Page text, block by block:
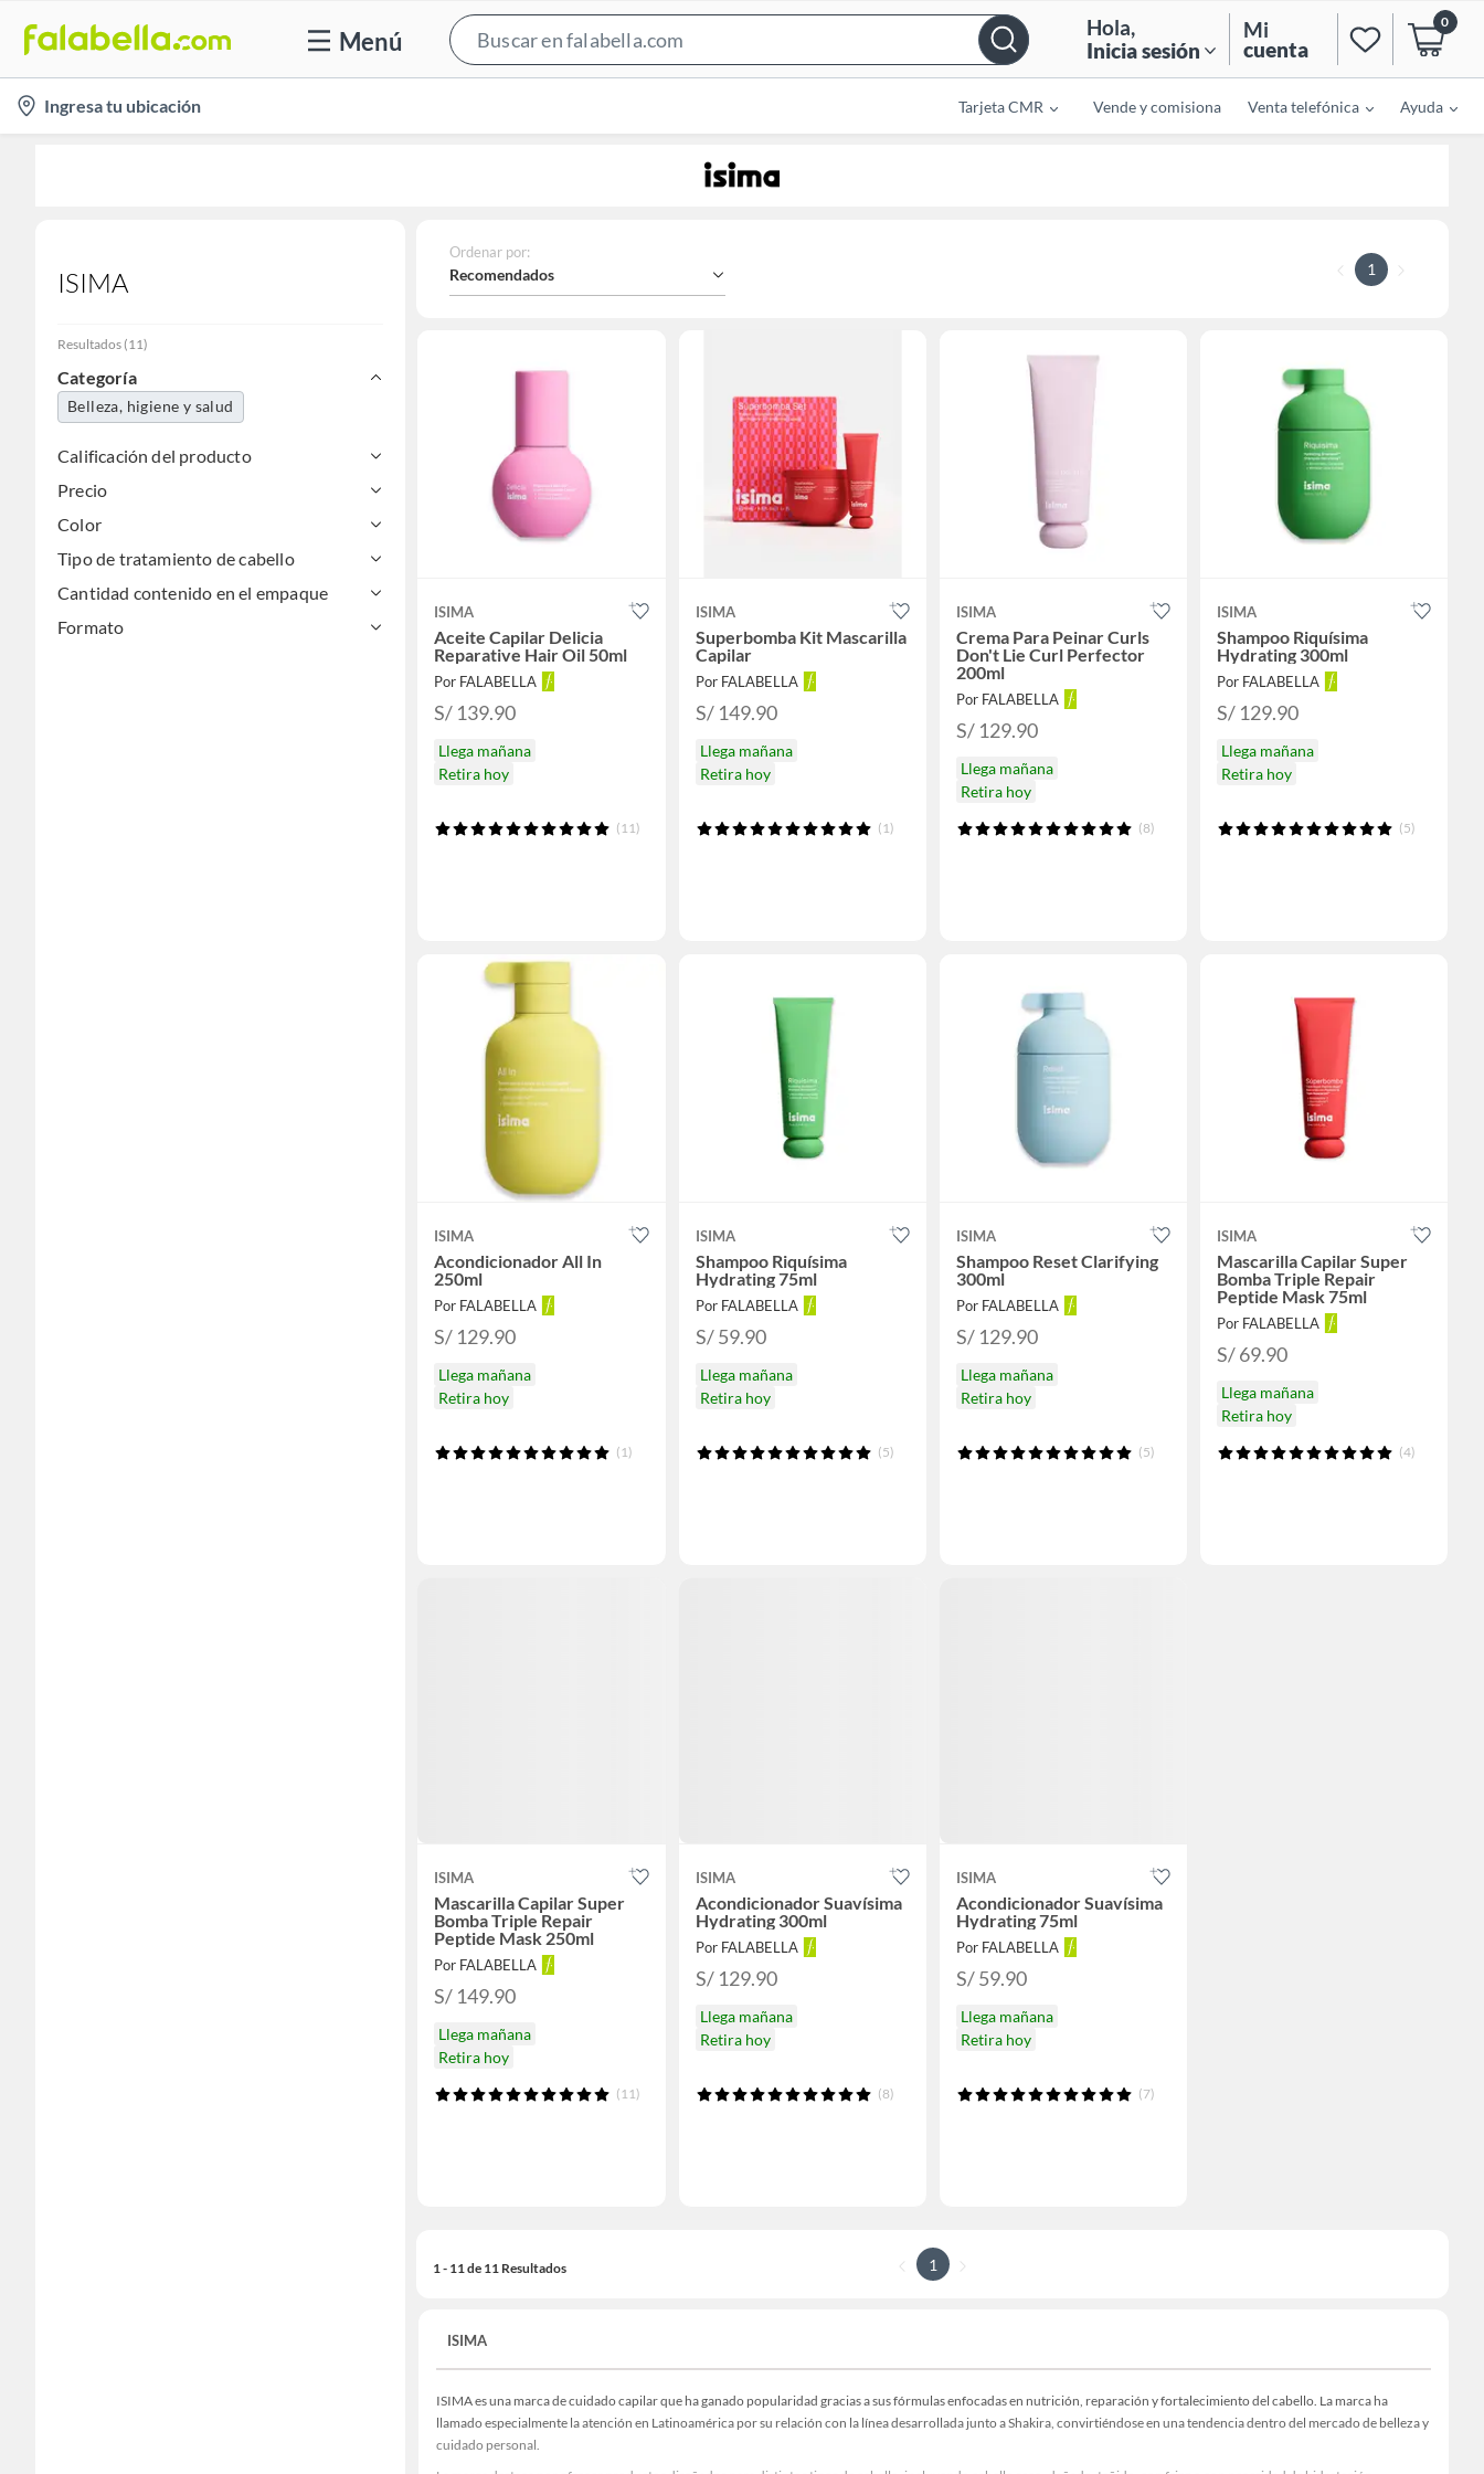
Menú
Bar
Hola,
Inicia sesión
Mi
cuenta
0
location-
icon
Ingresa tu ubicación Tarjeta CMR Vende y comisiona Venta telefónica Ayuda
ISIMA
Resultados (11)
Categoría
Belleza, higiene y salud
Calificación del producto
Precio
Color
Tipo de tratamiento de cabello
Cantidad contenido en el empaque
Formato
Ordenar por:
Recomendados 1
ISIMA
Aceite Capilar Delicia
Reparative Hair Oil 50ml
Por FALABELLA
S/ 139.90
Llega mañana
Retira hoy
(11)
ISIMA
Superbomba Kit Mascarilla
Capilar
Por FALABELLA
S/ 149.90
Llega mañana
Retira hoy
(1)
ISIMA
Crema Para Peinar Curls
Don't Lie Curl Perfector
200ml
Por FALABELLA
S/ 129.90
Llega mañana
Retira hoy
(8)
ISIMA
Shampoo Riquísima
Hydrating 300ml
Por FALABELLA
S/ 129.90
Llega mañana
Retira hoy
(5)
ISIMA
Acondicionador All In
250ml
Por FALABELLA
S/ 129.90
Llega mañana
Retira hoy
(1)
ISIMA
Shampoo Riquísima
Hydrating 75ml
Por FALABELLA
S/ 59.90
Llega mañana
Retira hoy
(5)
ISIMA
Shampoo Reset Clarifying
300ml
Por FALABELLA
S/ 129.90
Llega mañana
Retira hoy
(5)
ISIMA
Mascarilla Capilar Super
Bomba Triple Repair
Peptide Mask 75ml
Por FALABELLA
S/ 69.90
Llega mañana
Retira hoy
(4)
ISIMA
Mascarilla Capilar Super
Bomba Triple Repair
Peptide Mask 250ml
Por FALABELLA
S/ 149.90
Llega mañana
Retira hoy
(11)
ISIMA
Acondicionador Suavísima
Hydrating 300ml
Por FALABELLA
S/ 129.90
Llega mañana
Retira hoy
(8)
ISIMA
Acondicionador Suavísima
Hydrating 75ml
Por FALABELLA
S/ 59.90
Llega mañana
Retira hoy
(7)
1 - 11 de 11 Resultados 1
ISIMA
ISIMA es una marca de cuidado capilar que ha ganado popularidad gracias a sus fórmulas enfocadas en nutrición, reparación y fortalecimiento del cabello. La marca ha
llamado especialmente la atención en Latinoamérica por su relación con la línea desarrollada junto a Shakira, convirtiéndose en una tendencia dentro del mercado de belleza y
cuidado personal.